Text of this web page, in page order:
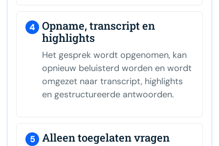
4 Opname, transcript en
highlights
Het gesprek wordt opgenomen, kan
opnieuw beluisterd worden en wordt
omgezet naar transcript, highlights
en gestructureerde antwoorden.
5 Alleen toegelaten vragen